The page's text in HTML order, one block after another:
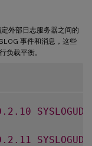
外部日志服务器之间的
事件和消息，这些
负载平衡。
.2 .10 SYSLOGUDP
.2 .11 SYSLOGUDP